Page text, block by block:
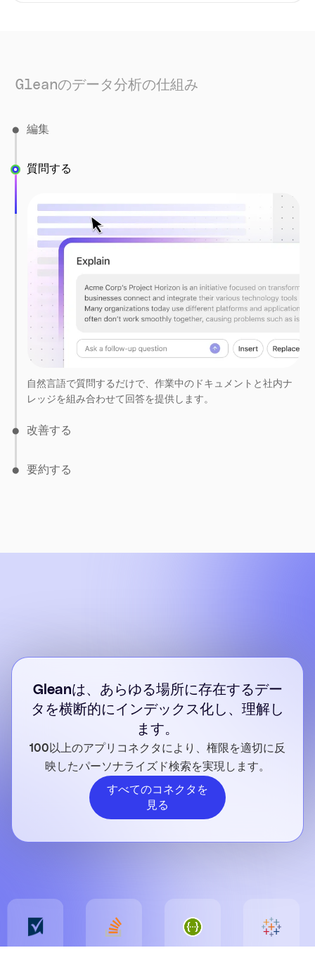
Gleanのデータ分析の仕組み
編集
ドキュメント上で直接、書き換えや言い換え、表現の明確化
が可能です。
質問する
自然言語で質問するだけで、作業中のドキュメントと社内ナ
レッジを組み合わせて回答を提供します。
改善する
で文章をブラッシュアップ。
要約する
長文コンテンツを瞬時に要点へ整理し、素早く理解し、自信
を持って次のアクションへ進めます。
Gleanは、あらゆる場所に存在するデー
タを横断的にインデックス化し、理解し
ます。
100以上のアプリコネクタにより、権限を適切に反
映したパーソナライズド検索を実現します。
すべてのコネクタを
見る